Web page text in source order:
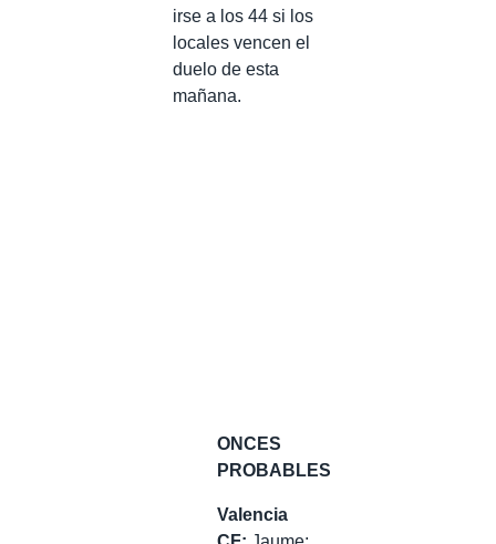
irse a los 44 si los
locales vencen el
duelo de esta
mañana.
ONCES
PROBABLES
Valencia